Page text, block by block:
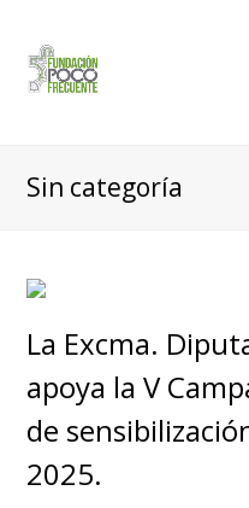
Sin categoría
La Excma.
apoya la V
de
2025.